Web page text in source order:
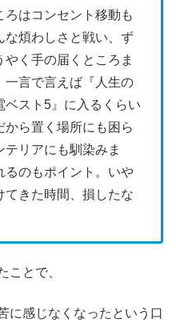
ろはコンセント移動も
煩わしさと戦い、ず
く手の届くところま
一言で言えば『人生の
ベスト5』に入るくらい
ら置く場所にも困ら
リアにも馴染みま
るのもポイント。いや
てきた時間、損したな
ことで、
に感じなくなったという口